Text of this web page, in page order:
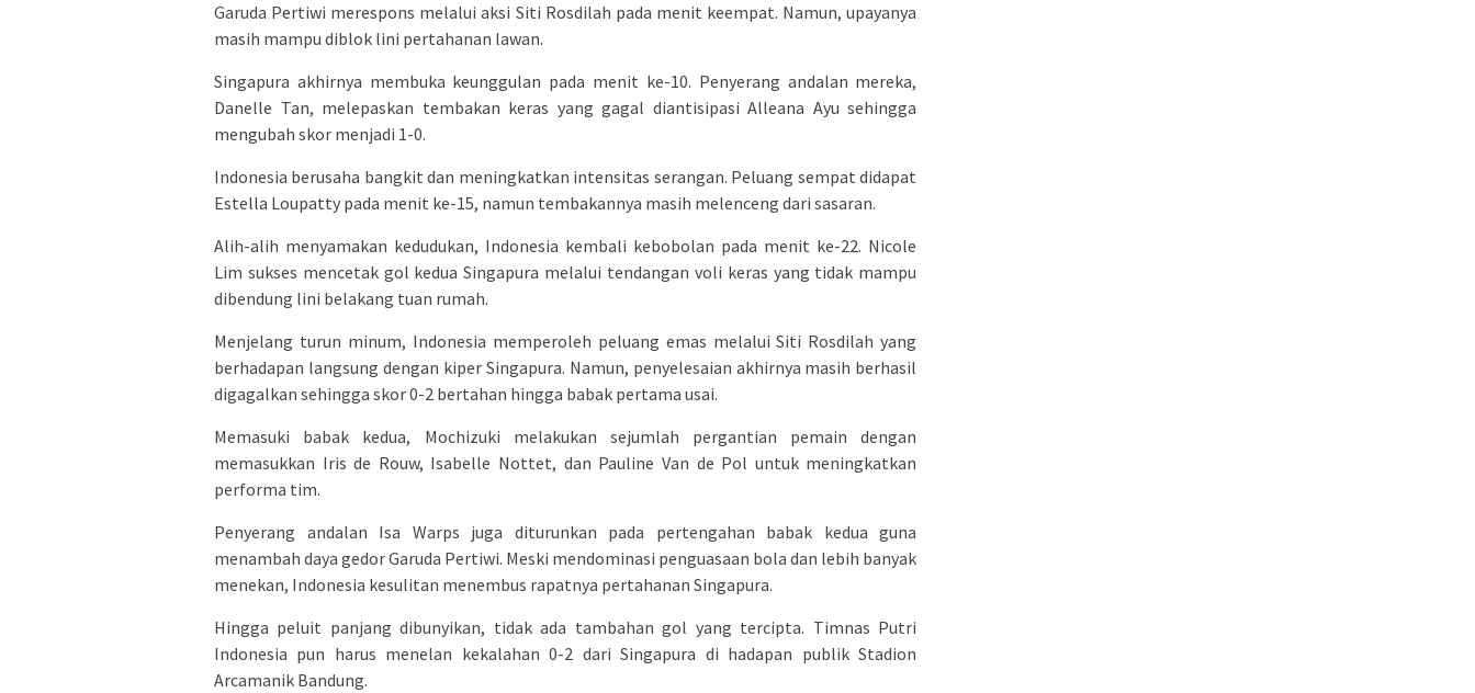
Garuda Pertiwi merespons melalui aksi Siti Rosdilah pada menit keempat. Namun, upayanya
masih mampu diblok lini pertahanan lawan.
Singapura akhirnya membuka keunggulan pada menit ke-10. Penyerang andalan mereka,
Danelle Tan, melepaskan tembakan keras yang gagal diantisipasi Alleana Ayu sehingga
mengubah skor menjadi 1-0.
Indonesia berusaha bangkit dan meningkatkan intensitas serangan. Peluang sempat didapat
Estella Loupatty pada menit ke-15, namun tembakannya masih melenceng dari sasaran.
Alih-alih menyamakan kedudukan, Indonesia kembali kebobolan pada menit ke-22. Nicole
Lim sukses mencetak gol kedua Singapura melalui tendangan voli keras yang tidak mampu
dibendung lini belakang tuan rumah.
Menjelang turun minum, Indonesia memperoleh peluang emas melalui Siti Rosdilah yang
berhadapan langsung dengan kiper Singapura. Namun, penyelesaian akhirnya masih berhasil
digagalkan sehingga skor 0-2 bertahan hingga babak pertama usai.
Memasuki babak kedua, Mochizuki melakukan sejumlah pergantian pemain dengan
memasukkan Iris de Rouw, Isabelle Nottet, dan Pauline Van de Pol untuk meningkatkan
performa tim.
Penyerang andalan Isa Warps juga diturunkan pada pertengahan babak kedua guna
menambah daya gedor Garuda Pertiwi. Meski mendominasi penguasaan bola dan lebih banyak
menekan, Indonesia kesulitan menembus rapatnya pertahanan Singapura.
Hingga peluit panjang dibunyikan, tidak ada tambahan gol yang tercipta. Timnas Putri
Indonesia pun harus menelan kekalahan 0-2 dari Singapura di hadapan publik Stadion
Arcamanik Bandung.